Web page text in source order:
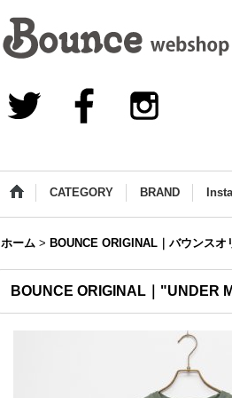
CATEGORY BRAND
ホーム > BOUNCE ORIGINAL｜バウンスオ
BOUNCE ORIGINAL｜"UNDER